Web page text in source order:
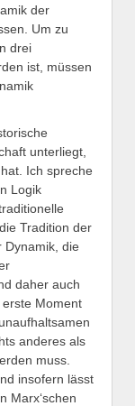
der
Um zu
drei
ist, müssen
unterliegt,
Ich spreche
Logik
Tradition der
Dynamik, die
daher auch
Moment
anderes als
muss.
insofern lässt
Marx‘schen